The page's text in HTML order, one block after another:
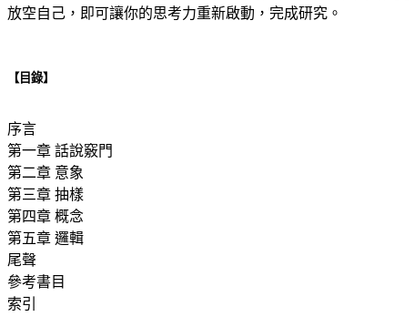
放空自己，即可讓你的思考力重新啟動，完成研究。
【目錄】
序言
第一章 話說竅門
第二章 意象
第三章 抽樣
第四章 概念
第五章 邏輯
尾聲
參考書目
索引